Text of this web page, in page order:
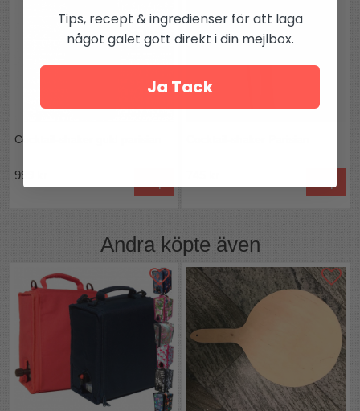
Cocktail-shaker guld parisian
999 kr
Köp
Andra köpte även
Tips, recept & ingredienser för att laga
något galet gott direkt i din mejlbox.
Ja Tack